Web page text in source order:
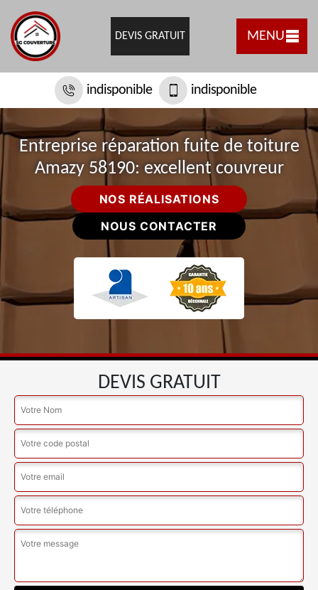
DEVIS GRATUIT MENU
indisponible indisponible
Entreprise réparation fuite de toiture
Amazy 58190: excellent couvreur
NOS RÉALISATIONS
NOUS CONTACTER
DEVIS GRATUIT